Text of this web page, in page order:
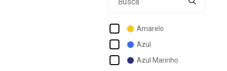
Ad Life Style
Amarelo
Azul
Azul Marinho